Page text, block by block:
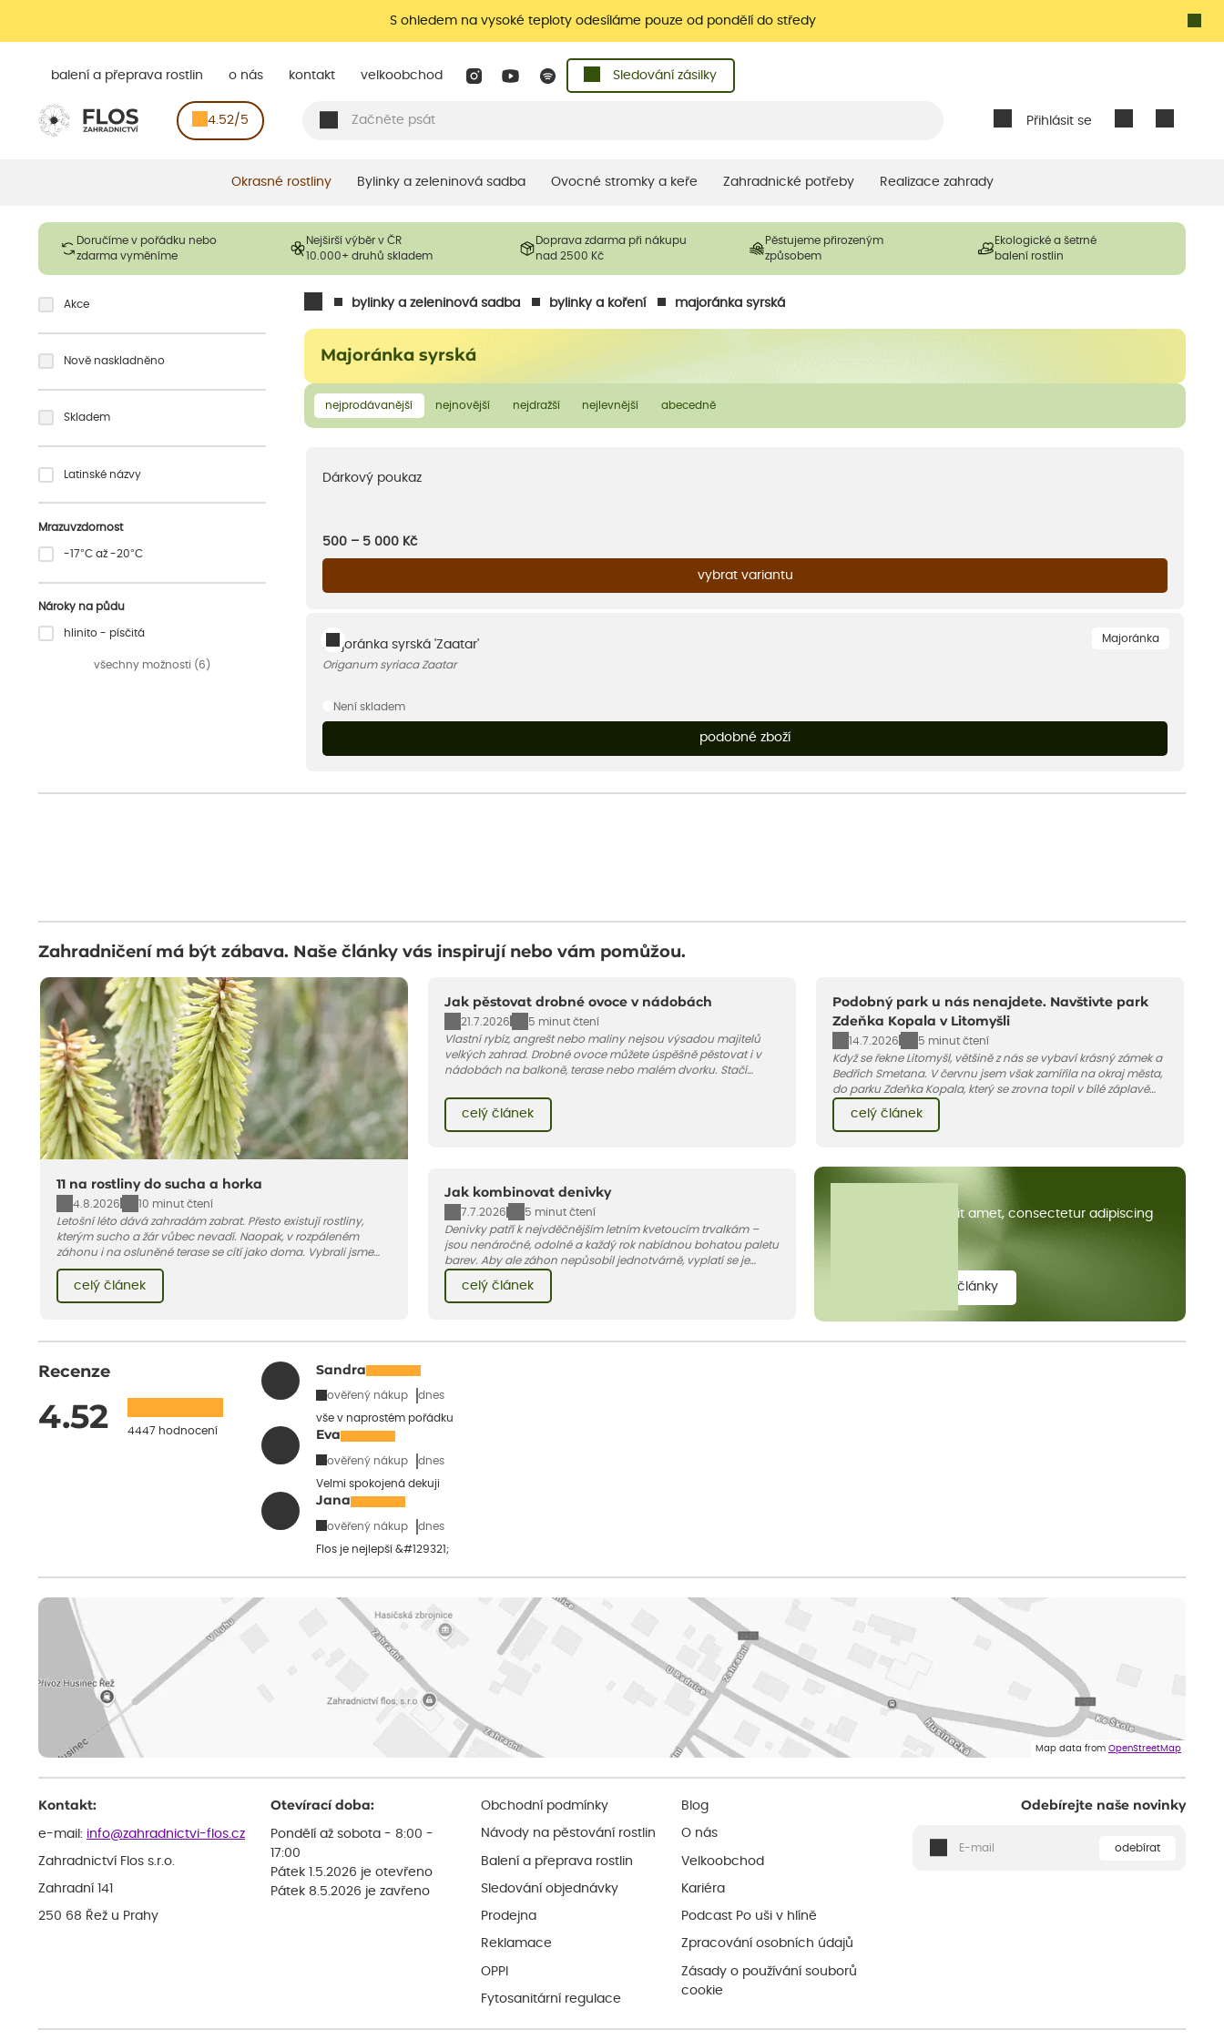
S ohledem na vysoké teploty odesíláme pouze od pondělí do středy
Přihlásit se
balení a přeprava rostlin o nás kontakt velkoobchod Sledování zásilky
4.52/5
Okrasné rostliny Bylinky a zeleninová sadba Ovocné stromky a keře Zahradnické potřeby Realizace zahrady
Doručíme v pořádku nebo
zdarma vyměníme
Nejširší výběr v ČR
10.000+ druhů skladem
Doprava zdarma při nákupu
nad 2500 Kč
Pěstujeme přirozeným
způsobem
Ekologické a šetrné
balení rostlin
bylinky a zeleninová sadba bylinky a koření majoránka syrská
Majoránka syrská
nejprodávanější nejnovější nejdražší nejlevnější abecedně
Akce
Nově naskladněno
Skladem
Latinské názvy
Mrazuvzdornost
-17°C až -20°C
Nároky na půdu
hlinito - písčitá
všechny možnosti (6)
Dárkový poukaz
500 – 5 000 Kč
vybrat variantu
Majoránka
Majoránka syrská 'Zaatar'
Origanum syriaca Zaatar
Není skladem
podobné zboží
Zahradničení má být zábava. Naše články vás inspirují nebo vám pomůžou.
11 na rostliny do sucha a horka
4.8.2026
10 minut čtení
Letošní léto dává zahradám zabrat. Přesto existují rostliny,
kterým sucho a žár vůbec nevadí. Naopak, v rozpáleném
záhonu i na osluněné terase se cítí jako doma. Vybrali jsme
pro vás 11 tipů na odolné druhy, které zvládnou horké a suché
léto bez pravidelné zálivky. Pojďme se podívat, které to jsou.
celý článek
Jak pěstovat drobné ovoce v nádobách
21.7.2026
5 minut čtení
Vlastní rybíz, angrešt nebo maliny nejsou výsadou majitelů
velkých zahrad. Drobné ovoce můžete úspěšně pěstovat i v
nádobách na balkoně, terase nebo malém dvorku. Stačí
pár základních pravidel. V tomto článku vám poradíme, jak na
celý článek
Podobný park u nás nenajdete. Navštivte park
Zdeňka Kopala v Litomyšli
14.7.2026
5 minut čtení
Když se řekne Litomyšl, většině z nás se vybaví krásný zámek a
Bedřich Smetana. V červnu jsem však zamířila na okraj města,
do parku Zdeňka Kopala, který se zrovna topil v bílé záplavě
kvetoucích kopretin. Fotky řeknou víc než slova, přidávám k
nim pár řádků o tom, jak tento jedinečný kus krajiny vznikl.
celý článek
Jak kombinovat denivky
7.7.2026
5 minut čtení
Denivky patří k nejvděčnějším letním kvetoucím trvalkám –
jsou nenáročné, odolné a každý rok nabídnou bohatou paletu
barev. Aby ale záhon nepůsobil jednotvárně, vyplatí se je
jakými trvalkami a travinami denivky nejlépe ladí.
celý článek
Lorem ipsum dolor sit amet, consectetur adipiscing
zobrazit všechny články
Recenze
4.52 4447 hodnocení
Sandra
ověřený nákup dnes
vše v naprostém pořádku
Eva
ověřený nákup dnes
Velmi spokojená dekuji
Jana
ověřený nákup dnes
Flos je nejlepší &#129321;
Map data from OpenStreetMap
Kontakt:
e-mail: info@zahradnictvi-flos.cz
Zahradnictví Flos s.r.o.
Zahradní 141
250 68 Řež u Prahy
Otevírací doba:
Pondělí až sobota - 8:00 -
17:00
Pátek 1.5.2026 je otevřeno
Pátek 8.5.2026 je zavřeno
Obchodní podmínky
Návody na pěstování rostlin
Balení a přeprava rostlin
Sledování objednávky
Prodejna
Reklamace
OPPI
Fytosanitární regulace
Blog
O nás
Velkoobchod
Kariéra
Podcast Po uši v hlíně
Zpracování osobních údajů
Zásady o používání souborů
cookie
Odebírejte naše novinky
odebírat